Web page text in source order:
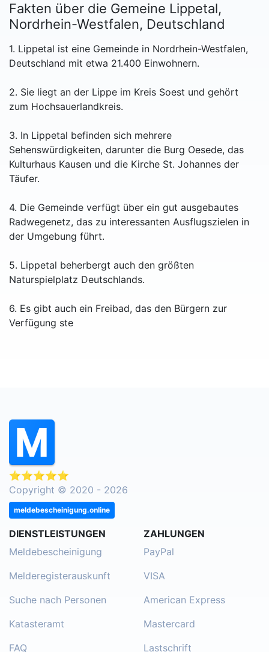
Fakten über die Gemeine Lippetal,
Nordrhein-Westfalen, Deutschland
1. Lippetal ist eine Gemeinde in Nordrhein-Westfalen,
Deutschland mit etwa 21.400 Einwohnern.
2. Sie liegt an der Lippe im Kreis Soest und gehört
zum Hochsauerlandkreis.
3. In Lippetal befinden sich mehrere
Sehenswürdigkeiten, darunter die Burg Oesede, das
Kulturhaus Kausen und die Kirche St. Johannes der
Täufer.
4. Die Gemeinde verfügt über ein gut ausgebautes
Radwegenetz, das zu interessanten Ausflugszielen in
der Umgebung führt.
5. Lippetal beherbergt auch den größten
Naturspielplatz Deutschlands.
6. Es gibt auch ein Freibad, das den Bürgern zur
Verfügung ste
⭐⭐⭐⭐⭐
Copyright © 2020 - 2026
meldebescheinigung.online
DIENSTLEISTUNGEN
Meldebescheinigung
Melderegisterauskunft
Suche nach Personen
Katasteramt
FAQ
ZAHLUNGEN
PayPal
VISA
American Express
Mastercard
Lastschrift